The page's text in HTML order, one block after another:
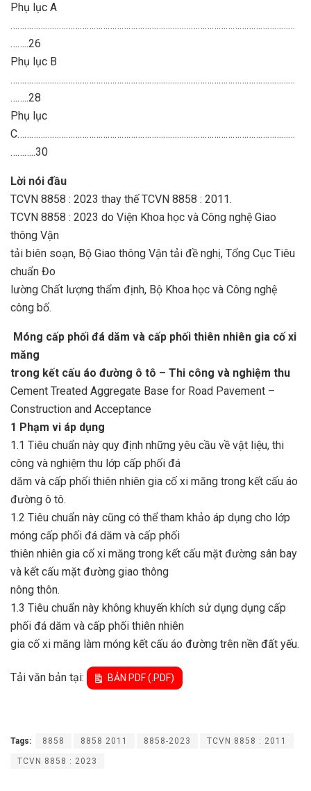
Phụ lục A
……………………………………………………………………………………………………………
……..26
Phụ lục B
……………………………………………………………………………………………………………
……..28
Phụ lục
C…………………………………………………………………………………………………………
………..30
Lời nói đầu
TCVN 8858 : 2023 thay thế TCVN 8858 : 2011.
TCVN 8858 : 2023 do Viện Khoa học và Công nghệ Giao
thông Vận
tải biên soạn, Bộ Giao thông Vận tải đề nghị, Tổng Cục Tiêu
chuẩn Đo
lường Chất lượng thẩm định, Bộ Khoa học và Công nghệ
công bố.
Móng cấp phối đá dăm và cấp phối thiên nhiên gia cố xi
măng
trong kết cấu áo đường ô tô – Thi công và nghiệm thu
Cement Treated Aggregate Base for Road Pavement –
Construction and Acceptance
1 Phạm vi áp dụng
1.1 Tiêu chuẩn này quy định những yêu cầu về vật liệu, thi
công và nghiệm thu lớp cấp phối đá
dăm và cấp phối thiên nhiên gia cố xi măng trong kết cấu áo
đường ô tô.
1.2 Tiêu chuẩn này cũng có thể tham khảo áp dụng cho lớp
móng cấp phối đá dăm và cấp phối
thiên nhiên gia cố xi măng trong kết cấu mặt đường sân bay
và kết cấu mặt đường giao thông
nông thôn.
1.3 Tiêu chuẩn này không khuyến khích sử dụng dụng cấp
phối đá dăm và cấp phối thiên nhiên
gia cố xi măng làm móng kết cấu áo đường trên nền đất yếu.
Tải văn bản tại: BẢN PDF (.PDF)
Tags: 8858 8858 2011 8858-2023 TCVN 8858 : 2011
TCVN 8858 : 2023